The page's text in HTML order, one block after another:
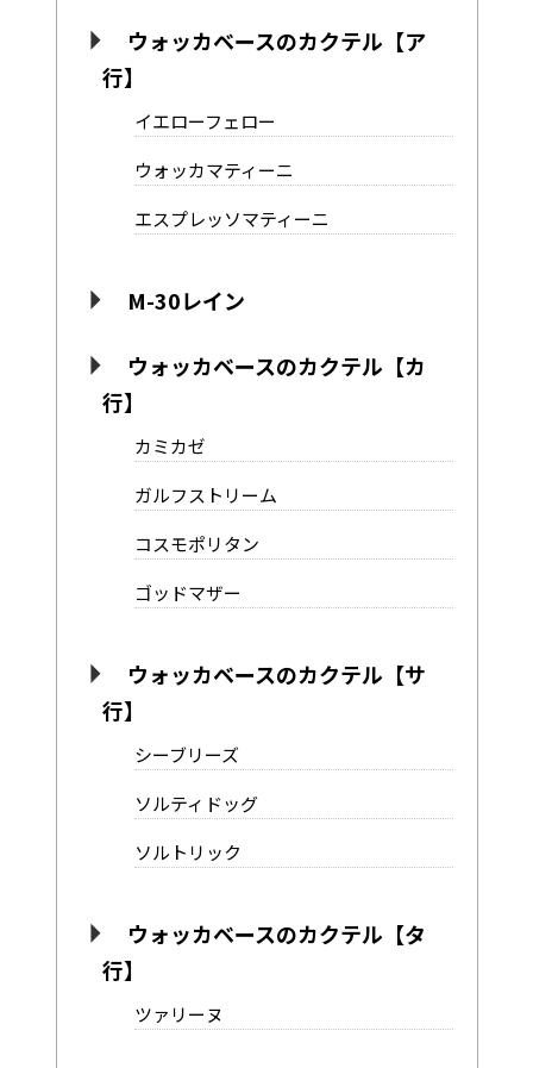
ウォッカベースのカクテル【ア
行】
イエローフェロー
ウォッカマティーニ
エスプレッソマティーニ
M-30レイン
ウォッカベースのカクテル【カ
行】
カミカゼ
ガルフストリーム
コスモポリタン
ゴッドマザー
ウォッカベースのカクテル【サ
行】
シーブリーズ
ソルティドッグ
ソルトリック
ウォッカベースのカクテル【タ
行】
ツァリーヌ